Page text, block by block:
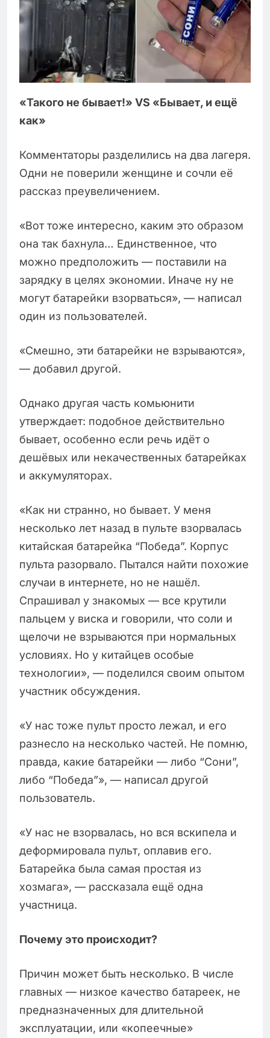
«Такого не бывает!» VS «Бывает, и ещё
как»
Комментаторы разделились на два лагеря.
Одни не поверили женщине и сочли её
рассказ преувеличением.
«Вот тоже интересно, каким это образом
она так бахнула… Единственное, что
можно предположить — поставили на
зарядку в целях экономии. Иначе ну не
могут батарейки взорваться», — написал
один из пользователей.
«Смешно, эти батарейки не взрываются»,
— добавил другой.
Однако другая часть комьюнити
утверждает: подобное действительно
бывает, особенно если речь идёт о
дешёвых или некачественных батарейках
и аккумуляторах.
«Как ни странно, но бывает. У меня
несколько лет назад в пульте взорвалась
китайская батарейка “Победа”. Корпус
пульта разорвало. Пытался найти похожие
случаи в интернете, но не нашёл.
Спрашивал у знакомых — все крутили
пальцем у виска и говорили, что соли и
щелочи не взрываются при нормальных
условиях. Но у китайцев особые
технологии», — поделился своим опытом
участник обсуждения.
«У нас тоже пульт просто лежал, и его
разнесло на несколько частей. Не помню,
правда, какие батарейки — либо “Сони”,
либо “Победа”», — написал другой
пользователь.
«У нас не взорвалась, но вся вскипела и
деформировала пульт, оплавив его.
Батарейка была самая простая из
хозмага», — рассказала ещё одна
участница.
Почему это происходит?
Причин может быть несколько. В числе
главных — низкое качество батареек, не
предназначенных для длительной
эксплуатации, или «копеечные»